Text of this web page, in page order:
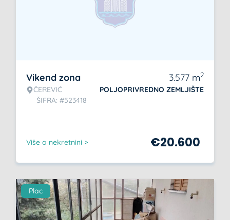
Vikend zona
ČEREVIĆ
ŠIFRA: #523418
3.577 m2
POLJOPRIVREDNO ZEMLJIŠTE
Više o nekretnini > €20.600
Plac